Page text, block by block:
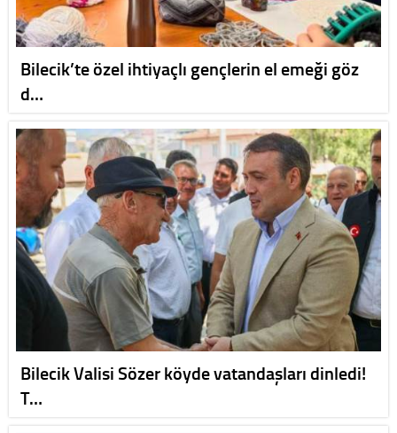
Bilecik’te özel ihtiyaçlı gençlerin el emeği göz
d…
Bilecik Valisi Sözer köyde vatandaşları dinledi!
T…